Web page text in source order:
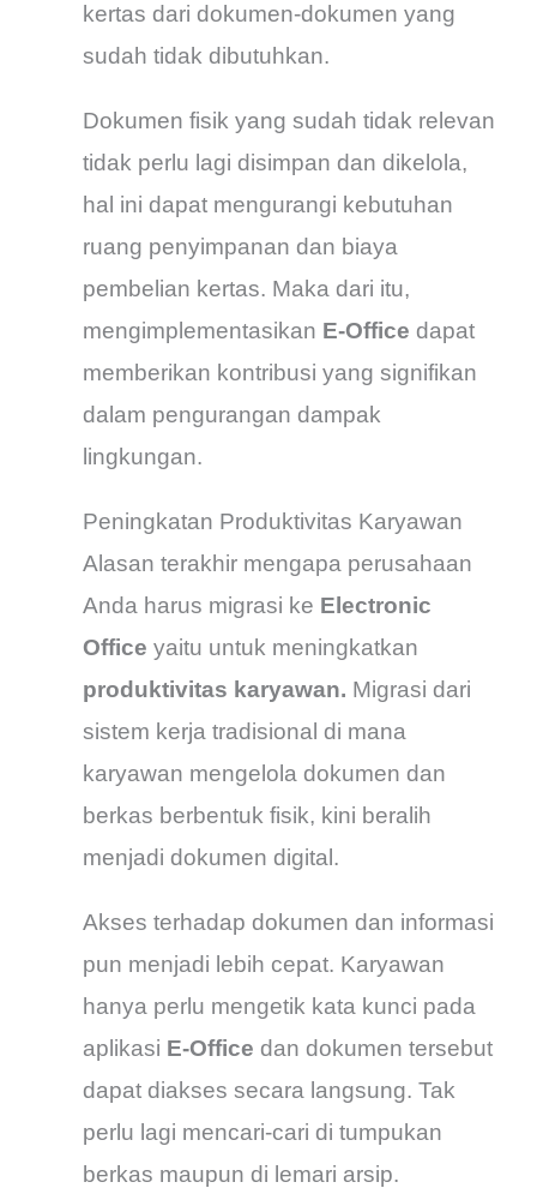
kertas dari dokumen-dokumen yang
sudah tidak dibutuhkan.
Dokumen fisik yang sudah tidak relevan
tidak perlu lagi disimpan dan dikelola,
hal ini dapat mengurangi kebutuhan
ruang penyimpanan dan biaya
pembelian kertas. Maka dari itu,
mengimplementasikan E-Office dapat
memberikan kontribusi yang signifikan
dalam pengurangan dampak
lingkungan.
Peningkatan Produktivitas Karyawan
Alasan terakhir mengapa perusahaan
Anda harus migrasi ke Electronic
Officeyaitu untuk meningkatkan
produktivitas karyawan. Migrasi dari
sistem kerja tradisional di mana
karyawan mengelola dokumen dan
berkas berbentuk fisik, kini beralih
menjadi dokumen digital.
Akses terhadap dokumen dan informasi
pun menjadi lebih cepat. Karyawan
hanya perlu mengetik kata kunci pada
aplikasi E-Office dan dokumen tersebut
dapat diakses secara langsung. Tak
perlu lagi mencari-cari di tumpukan
berkas maupun di lemari arsip.